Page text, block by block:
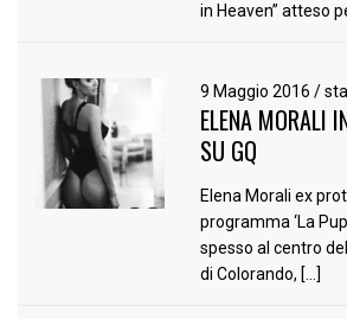
in Heaven” atteso
9 Maggio 2016/
ELENA MORALI
SU GQ
Elena Morali ex
programma ‘La
spesso al centro
di Colorando, […]